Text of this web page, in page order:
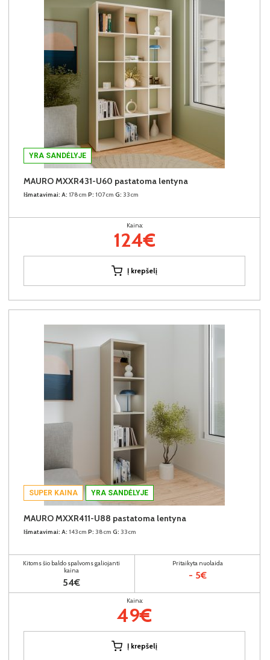
YRA SANDĖLYJE
MAURO MXXR431-U60 pastatoma lentyna
Išmatavimai: A: 178cm P: 107cm G: 33cm
Kaina:
124€
Į krepšelį
SUPER KAINA YRA SANDĖLYJE
MAURO MXXR411-U88 pastatoma lentyna
Išmatavimai: A: 143cm P: 38cm G: 33cm
Kitoms šio baldo spalvoms galiojanti
kaina
54€
Pritaikyta nuolaida
- 5€
Kaina:
49€
Į krepšelį